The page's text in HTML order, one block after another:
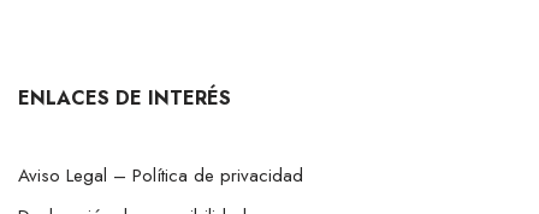
ENLACES DE INTERÉS
Aviso Legal – Política de privacidad